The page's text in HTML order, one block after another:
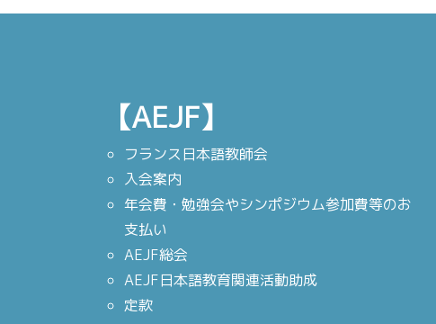
【AEJF】
フランス日本語教師会
入会案内
年会費・勉強会やシンポジウム参加費等のお
支払い
AEJF総会
AEJF日本語教育関連活動助成
定款